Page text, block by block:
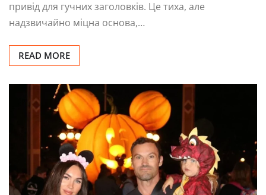
привід для гучних заголовків. Це тиха, але
надзвичайно міцна основа,…
READ MORE